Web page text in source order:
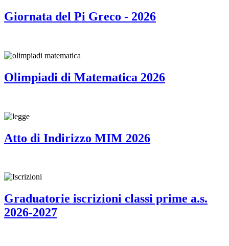
Giornata del Pi Greco - 2026
Olimpiadi di Matematica 2026
Atto di Indirizzo MIM 2026
Graduatorie iscrizioni classi prime a.s.
2026-2027